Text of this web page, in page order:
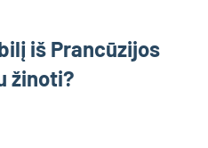
iš Prancūzijos
žinoti?